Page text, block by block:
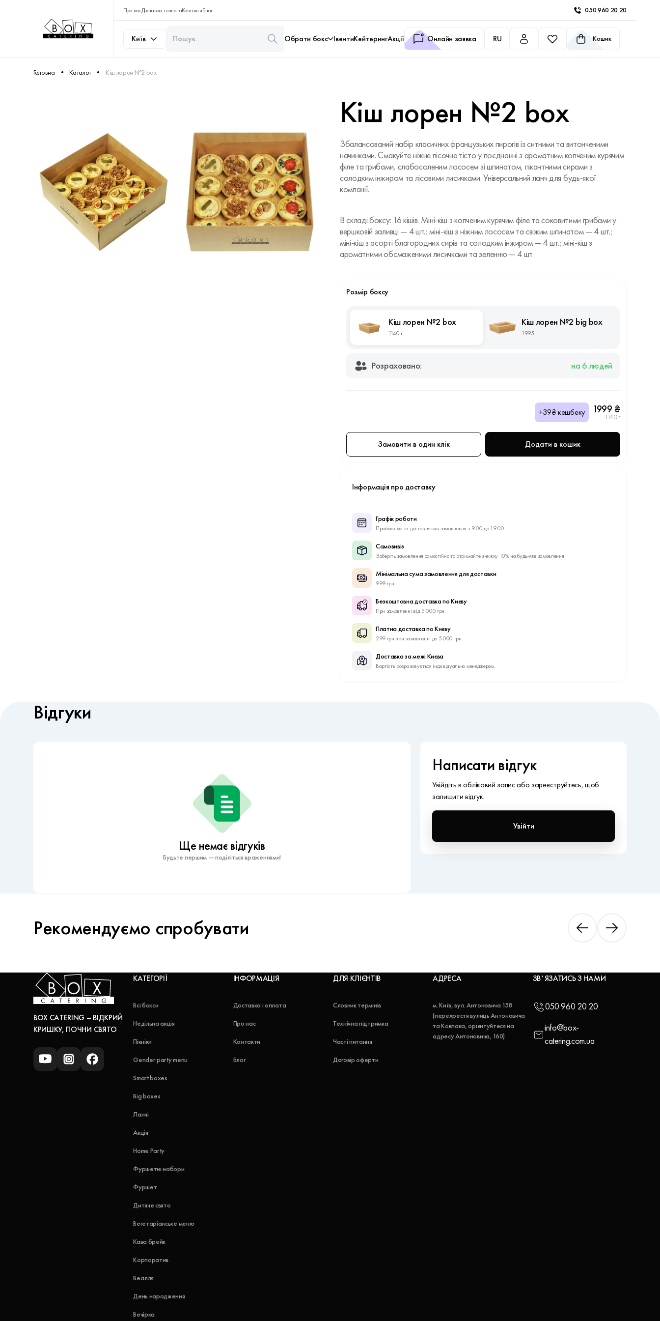
Про насДоставка і оплатаКонтактиБлог 050 960 20 20
Київ Обрати бокс ІвентиКейтерингАкції Онлайн заявка RU Кошик
Головна Каталог Кіш лорен №2 box
Кіш лорен №2 box
Збалансований набір класичних французьких пирогів із ситними та витонченими
начинками. Смакуйте ніжне пісочне тісто у поєднанні з ароматним копченим курячим
філе та грибами, слабосоленим лососем зі шпинатом, пікантними сирами з
солодким інжиром та лісовими лисичками. Універсальний ланч для будь-якої
компанії.
В складі боксу: 16 кішів. Міні-кіш з копченим курячим філе та соковитими грибами у
вершковій заливці — 4 шт.; міні-кіш з ніжним лососем та свіжим шпинатом — 4 шт.;
міні-кіш з асорті благородних сирів та солодким інжиром — 4 шт.; міні-кіш з
ароматними обсмаженими лисичками та зеленню — 4 шт.
Розмір боксу
Кіш лорен №2 box
1140 г
Кіш лорен №2 big box
1995 г
Розраховано: на 6 людей
+39₴ кешбеку 1999 ₴
1140 г
Замовити в один клік Додати в кошик
Інформація про доставку
Графік роботи
Приймаємо та доставляємо замовлення з 9:00 до 19:00
Самовивіз
Заберіть замовлення самостійно та отримайте знижку 10% на будь-яке замовлення
Мінімальна сума замовлення для доставки
999 грн.
Безкоштовна доставка по Києву
При замовленні від 5 000 грн.
Платна доставка по Києву
299 грн при замовленні до 5 000 грн.
Доставка за межі Києва
Вартість розраховується індивідуально менеджером.
Відгуки
Ще немає відгуків
Будьте першим — поділіться враженнями!
Написати відгук
Увійдіть в обліковий запис або зареєструйтесь, щоб
залишити відгук.
Увійти
Рекомендуємо спробувати
BOX CATERING – ВІДКРИЙ
КРИШКУ, ПОЧНИ СВЯТО
КАТЕГОРІЇ
Всі бокси
Недільна акція
Пікніки
Gender party menu
Smart boxes
Big boxes
Ланчі
Акція
Home Party
Фуршетні набори
Фуршет
Дитяче свято
Вегетаріанське меню
Кава брейк
Корпоратив
Весілля
День народження
Вечірка
ІНФОРМАЦІЯ
Доставка і оплата
Про нас
Контакти
Блог
ДЛЯ КЛІЄНТІВ
Словник термінів
Технічна підтримка
Часті питання
Договір оферти
АДРЕСА
м. Київ, вул. Антоновича 158
(перехрестя вулиць Антоновича
та Ковпака, орієнтуйтеся на
адресу Антоновича, 160)
ЗВʼЯЗАТИСЬ З НАМИ
050 960 20 20
info@box-
catering.com.ua